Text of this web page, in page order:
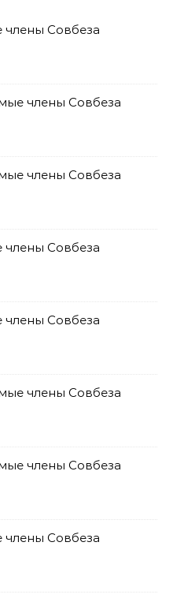
Совбеза
члены Совбеза
члены Совбеза
Совбеза
Совбеза
члены Совбеза
члены Совбеза
Совбеза